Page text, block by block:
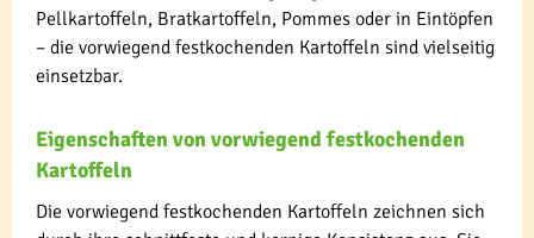
Pellkartoffeln, Bratkartoffeln, Pommes oder in Eintöpfen
– die vorwiegend festkochenden Kartoffeln sind vielseitig
einsetzbar.
Eigenschaften von vorwiegend festkochenden
Kartoffeln
Die vorwiegend festkochenden Kartoffeln zeichnen sich